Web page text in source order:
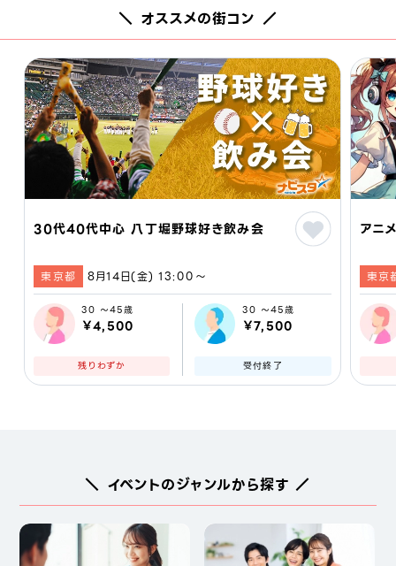
＼ オススメの街コン ／
30代40代中心 八丁堀野球好き飲み会
東京都 8月14日(金) 13:00〜
30 ～45歳
￥4,500
残りわずか
30 ～45歳
￥7,500
受付終了
アニ
東京
＼ イベントのジャンルから探す ／